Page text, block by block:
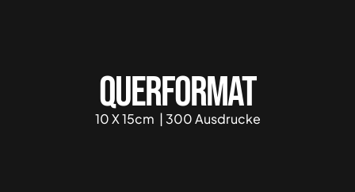
Querformat
10 X 15cm | 300 Ausdrucke